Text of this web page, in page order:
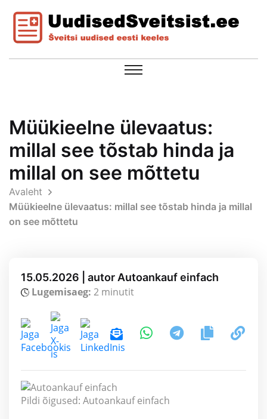
Müükieelne ülevaatus:
millal see tõstab hinda ja
millal on see mõttetu
Avaleht
Müükieelne ülevaatus: millal see tõstab hinda ja millal
on see mõttetu
15.05.2026 | autor Autoankauf einfach
Lugemisaeg: 2 minutit
Pildi õigused: Autoankauf einfach